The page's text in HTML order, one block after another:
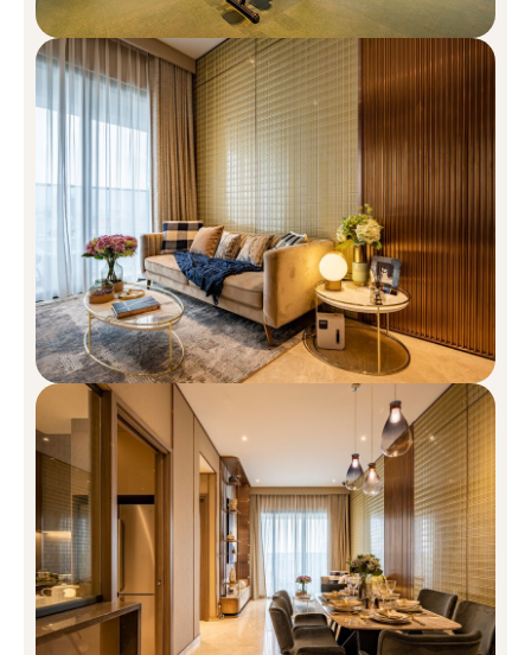
Sản Phẩm Căn Hộ của The MarQ
Mỗi căn hộ tại The Marq là sự tổng thể hài hòa giữa thiết kế tinh
tế và sự tối ưu về công năng, nhằm mang đến cho gia chủ một
trải nghiệm sống xứng tầm.
Mặt bằng căn hộ The Marq được thiết kế cực kì chi tiết với nhiều
diện tích phòng khác nhau tạo nên một khối tổng thể hoành
tráng. Tinh tế tạo ra khoảng không sinh hoạt cho chủ nhân tối đa
nhất. Mặt bằng còn nêu rõ được các diện tích tương ứng với các
tầng, tạo không gian cho tiện ích thật tốt mang lại cảm giác dễ